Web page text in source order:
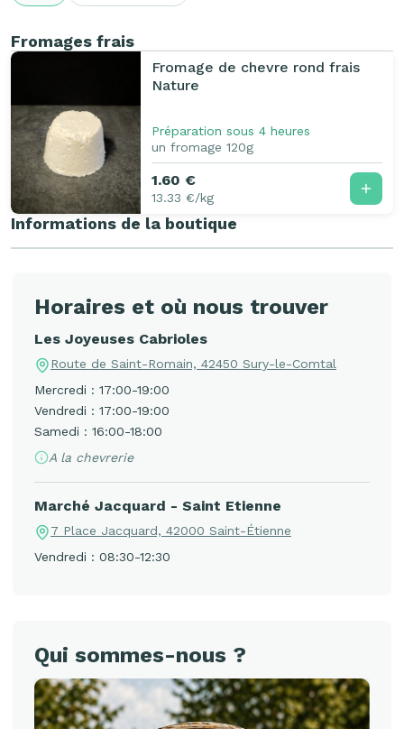
Fromages frais
Fromage de chevre rond frais
Nature
Préparation sous 4 heures
un fromage 120g
1.60 €
13.33 €/kg
Informations de la boutique
Horaires et où nous trouver
Les Joyeuses Cabrioles
Route de Saint-Romain, 42450 Sury-le-Comtal
Mercredi : 17:00-19:00
Vendredi : 17:00-19:00
Samedi : 16:00-18:00
A la chevrerie
Marché Jacquard - Saint Etienne
7 Place Jacquard, 42000 Saint-Étienne
Vendredi : 08:30-12:30
Qui sommes-nous ?